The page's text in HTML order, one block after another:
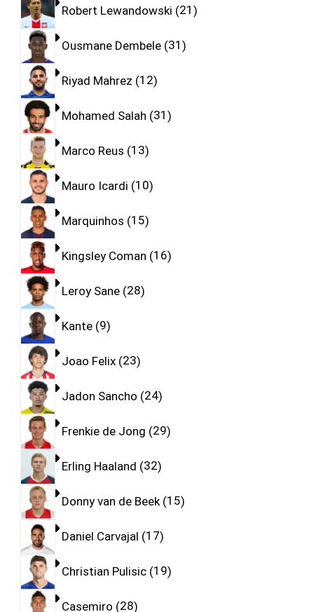
Robert Lewandowski 21
Ousmane Dembele 31
Riyad Mahrez 12
Mohamed Salah 31
Marco Reus 13
Mauro Icardi 10
Marquinhos 15
Kingsley Coman 16
Leroy Sane 28
Kante 9
Joao Felix 23
Jadon Sancho 24
Frenkie de Jong 29
Erling Haaland 32
Donny van de Beek 15
Daniel Carvajal 17
Christian Pulisic 19
Casemiro 28